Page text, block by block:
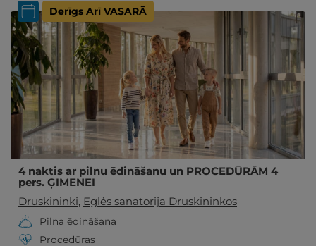
Derīgs Arī VASARĀ
4 naktis ar pilnu ēdināšanu un PROCEDŪRĀM 4
pers. ĢIMENEI
Druskininki, Eglės sanatorija Druskininkos
Pilna ēdināšana
Procedūras